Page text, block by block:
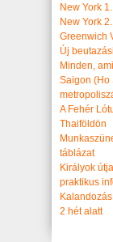
New York
New York
Greenwich
Új
Minden,
Saigon (Ho
A Fehér
Thaiföldön
táblázat
Királyok
praktikus
2 hét alatt